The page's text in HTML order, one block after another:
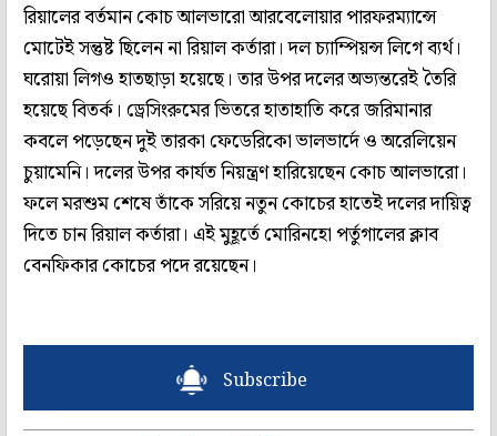
রিয়ালের বর্তমান কোচ আলভারো আরবেলোয়ার পারফরম্যান্সে
মোটেই সন্তুষ্ট ছিলেন না রিয়াল কর্তারা। দল চ্যাম্পিয়ন্স লিগে ব্যর্থ।
ঘরোয়া লিগও হাতছাড়া হয়েছে। তার উপর দলের অভ্যন্তরেই তৈরি
হয়েছে বিতর্ক। ড্রেসিংরুমের ভিতরে হাতাহাতি করে জরিমানার
কবলে পড়েছেন দুই তারকা ফেডেরিকো ভালভার্দে ও অরেলিয়েন
চুয়ামেনি। দলের উপর কার্যত নিয়ন্ত্রণ হারিয়েছেন কোচ আলভারো।
ফলে মরশুম শেষে তাঁকে সরিয়ে নতুন কোচের হাতেই দলের দায়িত্ব
দিতে চান রিয়াল কর্তারা। এই মুহূর্তে মোরিনহো পর্তুগালের ক্লাব
বেনফিকার কোচের পদে রয়েছেন।
Subscribe